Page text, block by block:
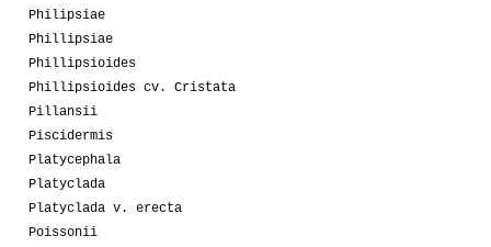
Philipsiae
Phillipsiae
Phillipsioides
Phillipsioides cv. Cristata
Pillansii
Piscidermis
Platycephala
Platyclada
Platyclada v. erecta
Poissonii